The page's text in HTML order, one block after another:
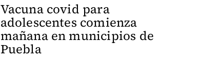
Vacuna covid para
adolescentes comienza
mañana en municipios de
Puebla